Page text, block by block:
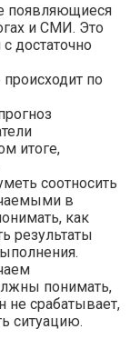
появляющиеся
и СМИ. Это
достаточно
по
итоге,
соотносить
в
как
результаты
понимать,
не срабатывает,
ситуацию.